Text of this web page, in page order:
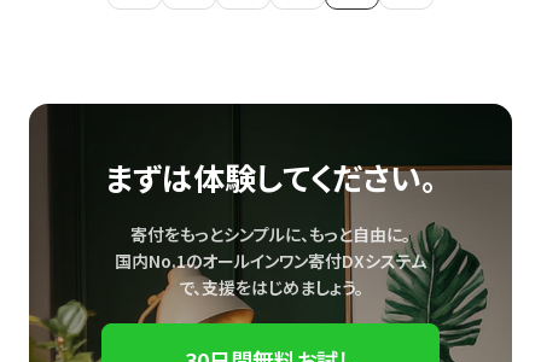
まずは体験してください。
寄付をもっとシンプルに、もっと自由に。
国内No.1のオールインワン寄付DXシステム
で、支援をはじめましょう。